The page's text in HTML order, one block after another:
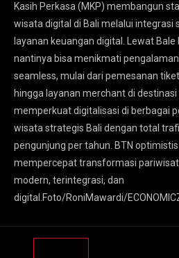
Kasih Perkasa (MKP) membangun
wisata digital di Bali melalui integrasi
layanan keuangan digital. Lewat Bale
nantinya bisa menikmati
seamless, mulai dari pemesanan
hingga layanan merchant di
memperkuat digitalisasi di berbagai
wisata strategis Bali dengan total
pengunjung per tahun. BTN
mempercepat transformasi
modern, terintegrasi, dan
digital.Foto/RoniMawardi/